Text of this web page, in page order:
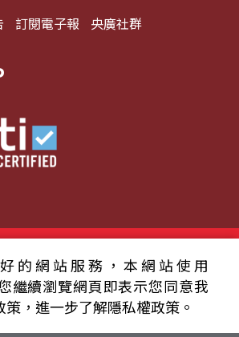
訂閱電子報 央廣社群
人中央廣播電臺 版權所有
明
服務條款 隱私權條款
的網站服務，本網站使用
繼續瀏覽網頁即表示您同意我
，進一步了解隱私權政策。